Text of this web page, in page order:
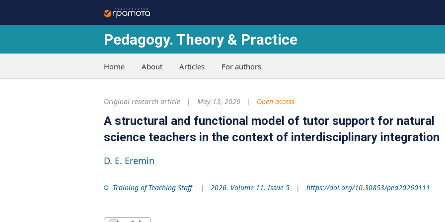
Pedagogy. Theory & Practice
Home About Articles For authors
Original research article May 13, 2026 Open access
A structural and functional model of tutor support for natural
science teachers in the context of interdisciplinary integration
D. E. Eremin
Training of Teaching Staff 2026. Volume 11. Issue 5 https://doi.org/10.30853/ped20260111